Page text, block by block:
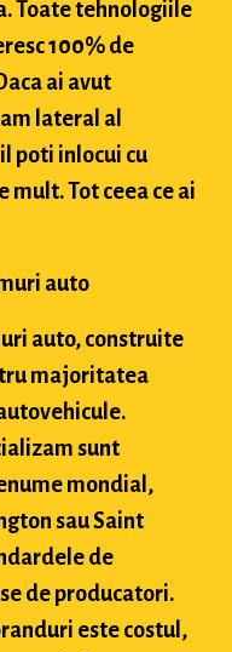
Toate tehnologiile
100% de
ai avut
lateral al
poti inlocui cu
Tot ceea ce ai
auto
auto, construite
majoritatea
sunt
mondial,
sau Saint
de
de producatori.
este costul,